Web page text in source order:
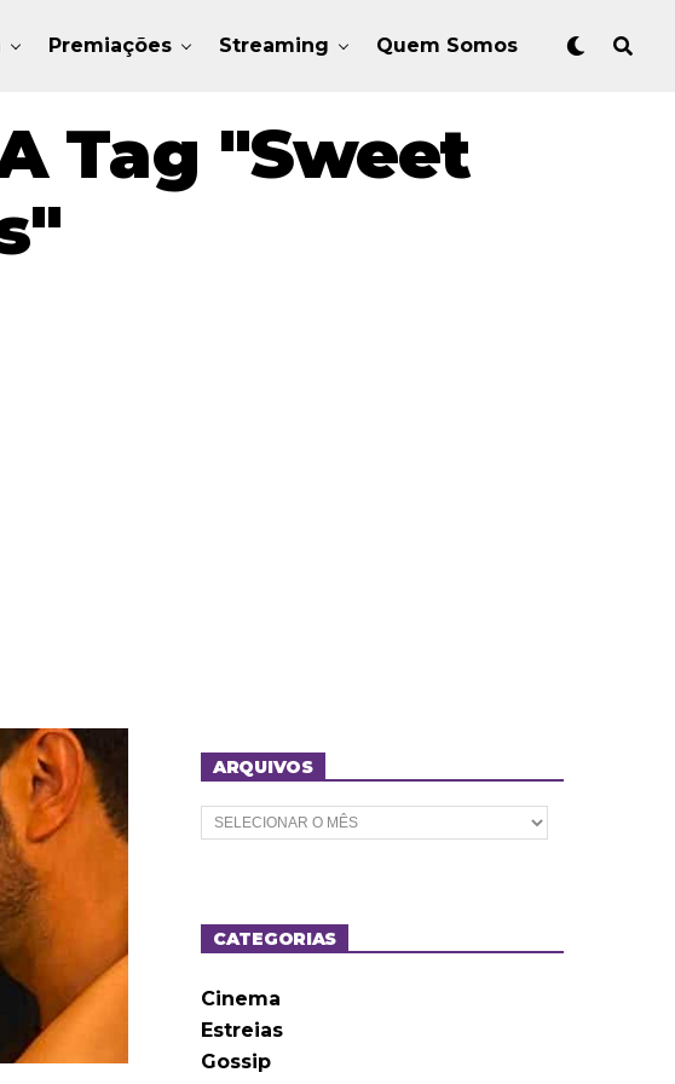
Premiações Streaming Quem Somos
Tag "Sweet
ARQUIVOS
A
r
o
sCATEGORIAS
Cinema
Estreias
Gossip